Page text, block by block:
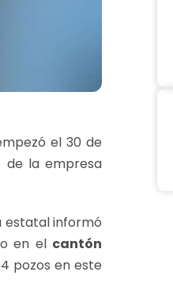
el 30 de
de la empresa
informó
en el cantón
pozos en este